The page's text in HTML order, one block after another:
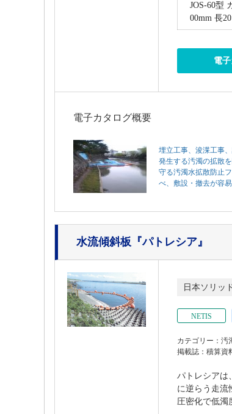
JOS-60型
00mm 長
電
電子カタログ概要
埋立工事、浚渫工事
発生する汚濁の拡散
守る汚濁水拡散防止
べ、敷設・撤去が容易
水流傾斜板 『パトレシア』
日本ソリッ
NETIS
カテゴリー：汚
掲載誌：積算資
パトレシアは
に逆らう走流
圧密化で低濁